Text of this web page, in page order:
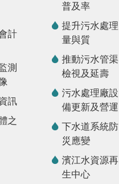
計
測
訊
之
普及率
提升污水處理
量與質
推動污水管渠
檢視及延壽
污水處理廠設
備更新及營運
下水道系統防
災應變
濱江水資源再
生中心